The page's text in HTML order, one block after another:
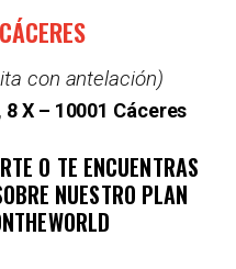
con antelación)
X – 10001 Cáceres
O TE ENCUENTRAS
NUESTRO PLAN